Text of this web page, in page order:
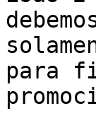
para